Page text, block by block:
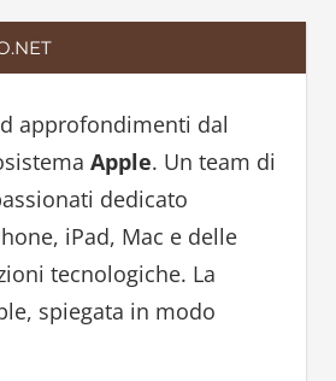
a
approfondimenti dal
Apple. Un team di
dedicato
iPad, Mac e delle
tecnologiche. La
spiegata in modo